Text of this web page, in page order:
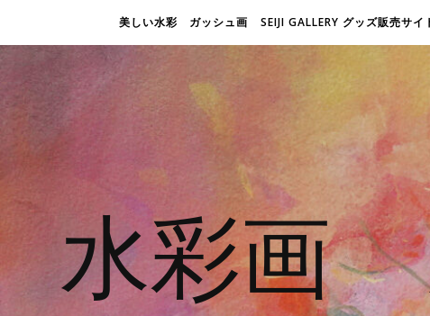
美しい水彩 ガッシュ画 SEIJI GALLERY グッズ販売サイ
水彩画